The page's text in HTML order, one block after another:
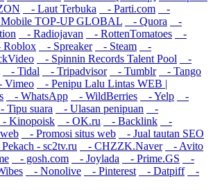
- Laut Terbuka - Parti.com
-
TOP-UP GLOBAL - Quora
-
- Radiojavan - RottenTomatoes
-
- Spreaker - Steam
-
- Spinnin Records Talent Pool
-
- Tidal - Tripadvisor - Tumblr
- Tango
Vimeo
- Penipu Lalu Lintas WEB |
- WhatsApp - WildBerries - Yelp
-
Tipu suara - Ulasan penipuan
-
- Kinopoisk - OK.ru - Backlink
-
- Promosi situs web
- Jual tautan SEO
- sc2tv.ru - CHZZK.Naver
- Avito
- gosh.com - Joylada - Prime.GS
-
- Nonolive - Pinterest - Datpiff
-